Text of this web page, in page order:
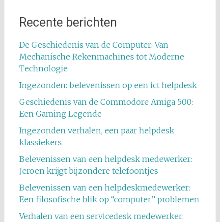
Recente berichten
De Geschiedenis van de Computer: Van
Mechanische Rekenmachines tot Moderne
Technologie
Ingezonden: belevenissen op een ict helpdesk
Geschiedenis van de Commodore Amiga 500:
Een Gaming Legende
Ingezonden verhalen, een paar helpdesk
klassiekers
Belevenissen van een helpdesk medewerker:
Jeroen krijgt bijzondere telefoontjes
Belevenissen van een helpdeskmedewerker:
Een filosofische blik op “computer” problemen
Verhalen van een servicedesk medewerker: